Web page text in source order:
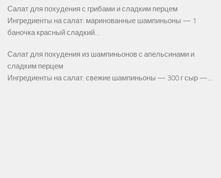
Салат для похудения с грибами и сладким перцем
Ингредиенты на салат: маринованные шампиньоны — 1
баночка красный сладкий…
Салат для похудения из шампиньонов с апельсинами и
сладким перцем
Ингредиенты на салат: свежие шампиньоны — 300 г сыр —…